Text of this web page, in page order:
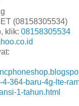
(08158305534)
klik: 08158305534
364-baru-4g-lte-
1-tahun.html